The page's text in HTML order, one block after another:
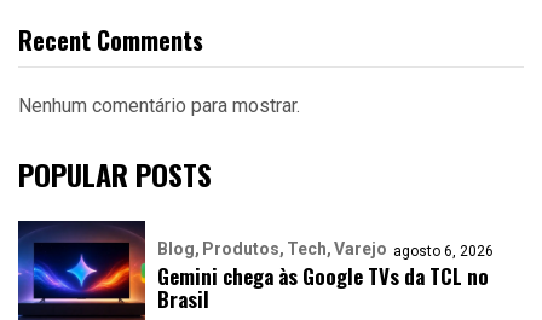
Recent Comments
Nenhum comentário para mostrar.
POPULAR POSTS
Blog Produtos Tech Varejo agosto 6, 2026
Gemini chega às Google TVs da TCL no
Brasil